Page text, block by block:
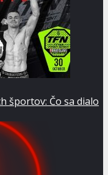
športov: Čo sa dialo